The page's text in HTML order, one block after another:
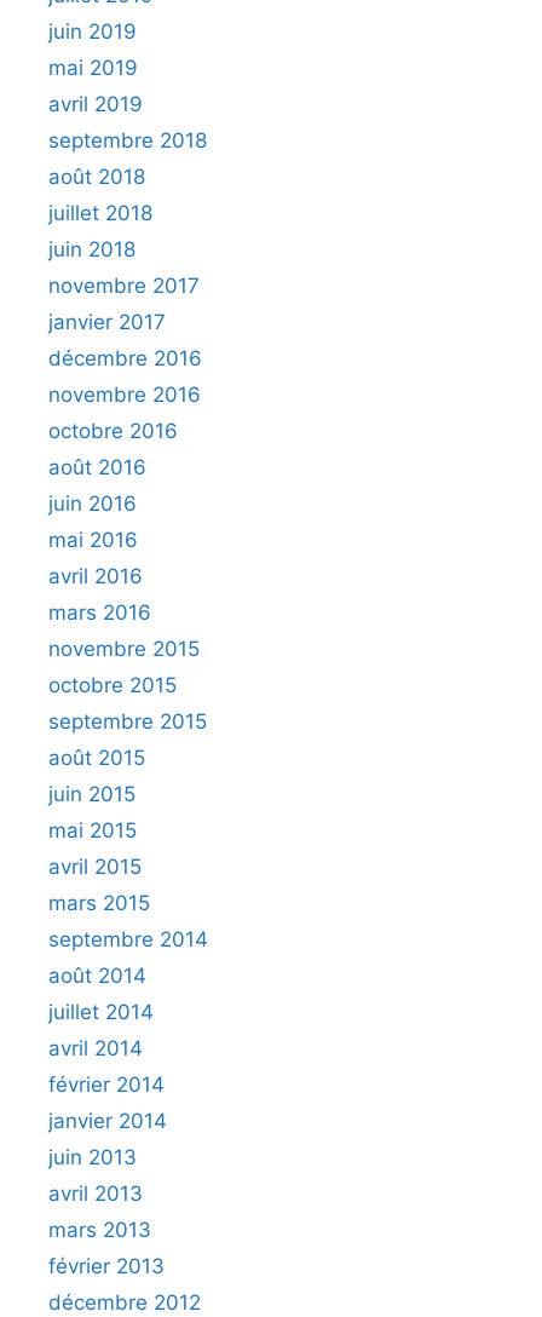
juin 2019
mai 2019
avril 2019
septembre 2018
août 2018
juillet 2018
juin 2018
novembre 2017
janvier 2017
décembre 2016
novembre 2016
octobre 2016
août 2016
juin 2016
mai 2016
avril 2016
mars 2016
novembre 2015
octobre 2015
septembre 2015
août 2015
juin 2015
mai 2015
avril 2015
mars 2015
septembre 2014
août 2014
juillet 2014
avril 2014
février 2014
janvier 2014
juin 2013
avril 2013
mars 2013
février 2013
décembre 2012